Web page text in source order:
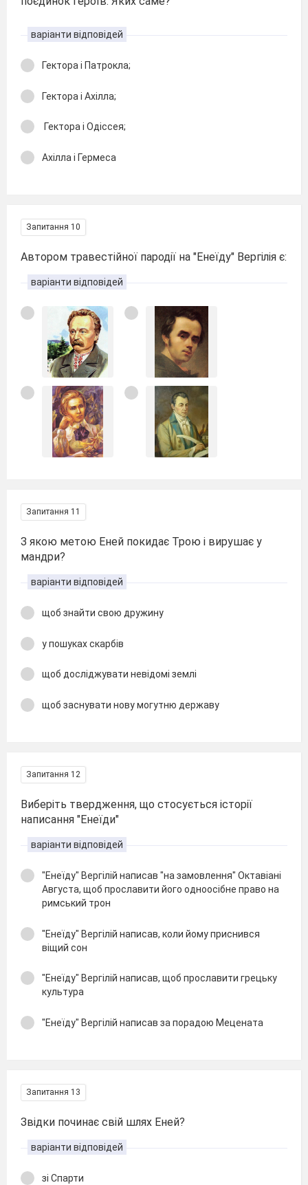
варіанти відповідей
Гектора і Патрокла;
Гектора і Ахілла;
Гектора і Одіссея;
Ахілла і Гермеса
Запитання 10
Автором травестійної пародії на "Енеїду" Вергілія є:
варіанти відповідей
Запитання 11
З якою метою Еней покидає Трою і вирушає у
мандри?
варіанти відповідей
щоб знайти свою дружину
у пошуках скарбів
щоб досліджувати невідомі землі
щоб заснувати нову могутню державу
Запитання 12
Виберіть твердження, що стосується історії
написання "Енеїди"
варіанти відповідей
"Енеїду" Вергілій написав "на замовлення" Октавіані
Августа, щоб прославити його одноосібне право на
римський трон
"Енеїду" Вергілій написав, коли йому приснився
віщий сон
"Енеїду" Вергілій написав, щоб прославити грецьку
культура
"Енеїду" Вергілій написав за порадою Мецената
Запитання 13
Звідки починає свій шлях Еней?
варіанти відповідей
зі Спарти